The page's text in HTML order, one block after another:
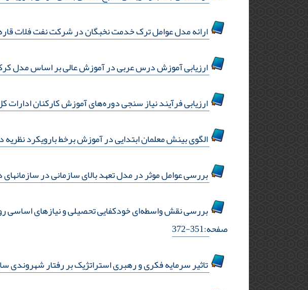
ارائه مدل عوامل ترک خدمت نخبگان در شرکت نفت فلات
ارزیابی آموزش درس عربی در آموزش عالی بر اساس مدل
ارزیابی فرآیند نیاز سنجی دوره‌های آموزش کارکنان
الگوی بینش معلمان ابتدایی در آموزش برخط بارویکرد نظریه
بررسی عوامل موثر در مدل تعهد بالای سازمانی در
بررسی نقش واسطه‌ای خودکفایی تحصیلی و نیازهای اساسی
صفحه:351-372
تاثیر سرمایه فکری و رهبری استراتژیک بر رفتار شهروندی